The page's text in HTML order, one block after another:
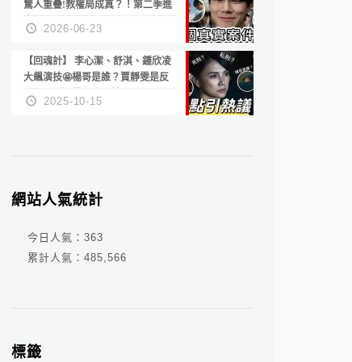
驚人重疊!教權局成真？！第二季進
度？😍
2026-06-23
【回魂計】 李心潔、舒淇、鍾欣凌
大飆演技🤩楊哥是誰？賈靜雯是反
派？死刑還是私刑正義
2025-10-15
網站人氣統計
今日人氣： 363
累計人氣： 485,566
標籤